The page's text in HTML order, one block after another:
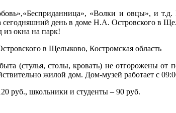
«Волки и овцы», и т.д.
день в доме Н.А. Островского в
из окна на парк!
(стулья, столы, кровать) не отгорожены от
жилой дом. Дом-музей работает с
руб., школьники и студенты – 90 руб.